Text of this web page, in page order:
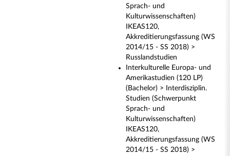
Sprach- und
Kulturwissenschaften)
IKEAS120,
Akkreditierungsfassung (WS
2014/15 - SS 2018) >
Russlandstudien
Interkulturelle Europa- und
Amerikastudien (120 LP)
(Bachelor) > Interdisziplin.
Studien (Schwerpunkt
Sprach- und
Kulturwissenschaften)
IKEAS120,
Akkreditierungsfassung (WS
2014/15 - SS 2018) >